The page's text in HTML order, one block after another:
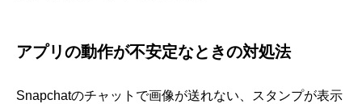
アプリの動作が不安定なときの対処法
Snapchatのチャットで画像が送れない、スタンプが表示